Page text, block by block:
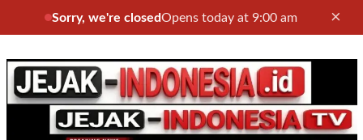
Sorry, we're closedOpens today at 9:00 am ×
to
content